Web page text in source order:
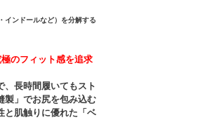
インドールなど）を分解する
のフィット感を追求
、長時間履いてもスト
製」でお尻を包み込む
と肌触りに優れた「ベ